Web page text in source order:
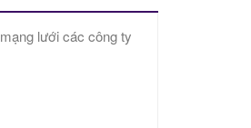
lưới các công ty